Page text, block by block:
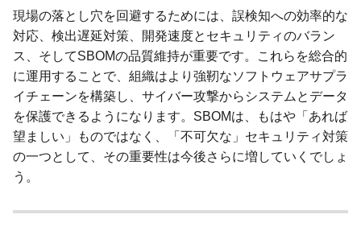
現場の落とし穴を回避するためには、誤検知への効率的な
対応、検出遅延対策、開発速度とセキュリティのバラン
ス、そしてSBOMの品質維持が重要です。これらを総合的
に運用することで、組織はより強靭なソフトウェアサプラ
イチェーンを構築し、サイバー攻撃からシステムとデータ
を保護できるようになります。SBOMは、もはや「あれば
望ましい」ものではなく、「不可欠な」セキュリティ対策
の一つとして、その重要性は今後さらに増していくでしょ
う。